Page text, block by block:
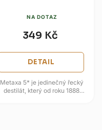
NA DOTAZ
349 Kč
DETAIL
Metaxa 5* je jedinečný řecký
destilát, který od roku 1888